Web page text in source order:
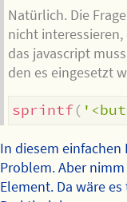
Natürlich. Die
nicht interessieren,
das javascript
den es eingesetzt
sprintf(
In diesem
Problem. Aber
Element. Da wäre